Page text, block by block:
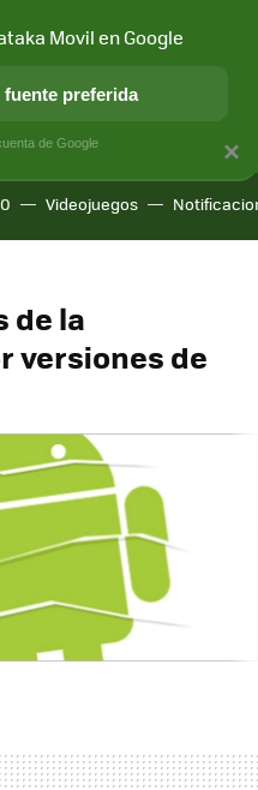
APLICACIONES
Videojuegos
de la
versiones de
×
Movil en Google
preferida
de Google